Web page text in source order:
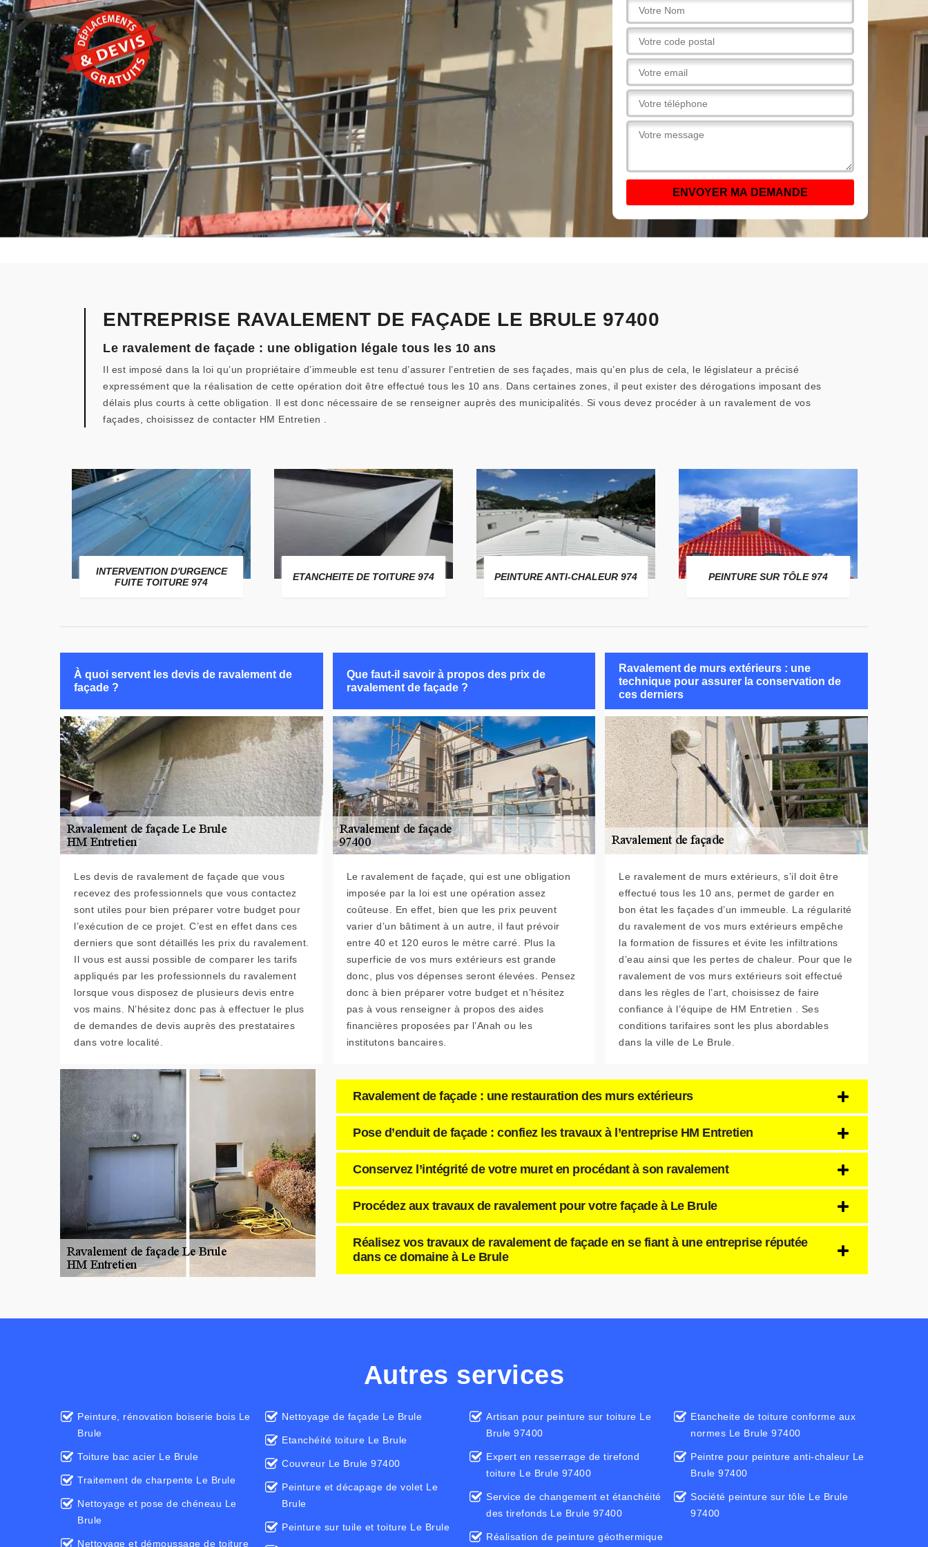
ENTREPRISE RAVALEMENT DE FAÇADE LE BRULE 97400
Le ravalement de façade : une obligation légale tous les 10 ans
Il est imposé dans la loi qu’un propriétaire d’immeuble est tenu d’assurer l’entretien de ses façades, mais qu’en plus de cela, le législateur a précisé
expressément que la réalisation de cette opération doit être effectué tous les 10 ans. Dans certaines zones, il peut exister des dérogations imposant des
délais plus courts à cette obligation. Il est donc nécessaire de se renseigner auprès des municipalités. Si vous devez procéder à un ravalement de vos
façades, choisissez de contacter HM Entretien .
INTERVENTION D'URGENCE
FUITE TOITURE 974
ETANCHEITE DE TOITURE 974 PEINTURE ANTI-CHALEUR 974 PEINTURE SUR TÔLE 974
À quoi servent les devis de ravalement de
façade ?
Les devis de ravalement de façade que vous
recevez des professionnels que vous contactez
sont utiles pour bien préparer votre budget pour
l’exécution de ce projet. C’est en effet dans ces
derniers que sont détaillés les prix du ravalement.
Il vous est aussi possible de comparer les tarifs
appliqués par les professionnels du ravalement
lorsque vous disposez de plusieurs devis entre
vos mains. N’hésitez donc pas à effectuer le plus
de demandes de devis auprès des prestataires
dans votre localité.
Que faut-il savoir à propos des prix de
ravalement de façade ?
Le ravalement de façade, qui est une obligation
imposée par la loi est une opération assez
coûteuse. En effet, bien que les prix peuvent
varier d’un bâtiment à un autre, il faut prévoir
entre 40 et 120 euros le mètre carré. Plus la
superficie de vos murs extérieurs est grande
donc, plus vos dépenses seront élevées. Pensez
donc à bien préparer votre budget et n’hésitez
pas à vous renseigner à propos des aides
financières proposées par l’Anah ou les
institutons bancaires.
Ravalement de murs extérieurs : une
technique pour assurer la conservation de
ces derniers
Le ravalement de murs extérieurs, s’il doit être
effectué tous les 10 ans, permet de garder en
bon état les façades d’un immeuble. La régularité
du ravalement de vos murs extérieurs empêche
la formation de fissures et évite les infiltrations
d’eau ainsi que les pertes de chaleur. Pour que le
ravalement de vos murs extérieurs soit effectué
dans les règles de l’art, choisissez de faire
confiance à l’équipe de HM Entretien . Ses
conditions tarifaires sont les plus abordables
dans la ville de Le Brule.
Ravalement de façade : une restauration des murs extérieurs
Pose d’enduit de façade : confiez les travaux à l’entreprise HM Entretien
Conservez l’intégrité de votre muret en procédant à son ravalement
Procédez aux travaux de ravalement pour votre façade à Le Brule
Réalisez vos travaux de ravalement de façade en se fiant à une entreprise réputée
dans ce domaine à Le Brule
Autres services
Peinture, rénovation boiserie bois Le
Brule
Toiture bac acier Le Brule
Traitement de charpente Le Brule
Nettoyage et pose de chéneau Le
Brule
Nettoyage et démoussage de toiture
Nettoyage de façade Le Brule
Etanchéité toiture Le Brule
Couvreur Le Brule 97400
Peinture et décapage de volet Le
Brule
Peinture sur tuile et toiture Le Brule
Artisan pour peinture sur toiture Le
Brule 97400
Expert en resserrage de tirefond
toiture Le Brule 97400
Service de changement et étanchéité
des tirefonds Le Brule 97400
Réalisation de peinture géothermique
Etancheite de toiture conforme aux
normes Le Brule 97400
Peintre pour peinture anti-chaleur Le
Brule 97400
Société peinture sur tôle Le Brule
97400